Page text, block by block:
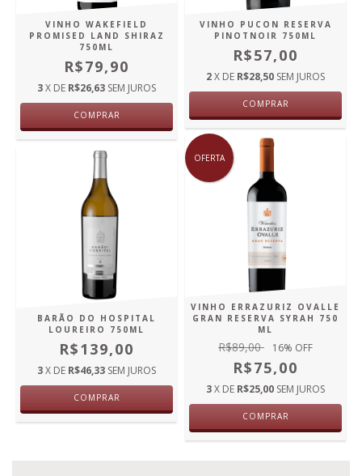
VINHO WAKEFIELD
PROMISED LAND SHIRAZ
750ML
R$79,90
3X DE R$26,63 SEM JUROS
COMPRAR
VINHO PUCON RESERVA
PINOTNOIR 750ML
R$57,00
2X DE R$28,50 SEM JUROS
COMPRAR
BARÃO DO HOSPITAL
LOUREIRO 750ML
R$139,00
3X DE R$46,33 SEM JUROS
COMPRAR
OFERTA
VINHO ERRAZURIZ OVALLE
GRAN RESERVA SYRAH 750
ML
R$89,00 16% OFF
R$75,00
3X DE R$25,00 SEM JUROS
COMPRAR